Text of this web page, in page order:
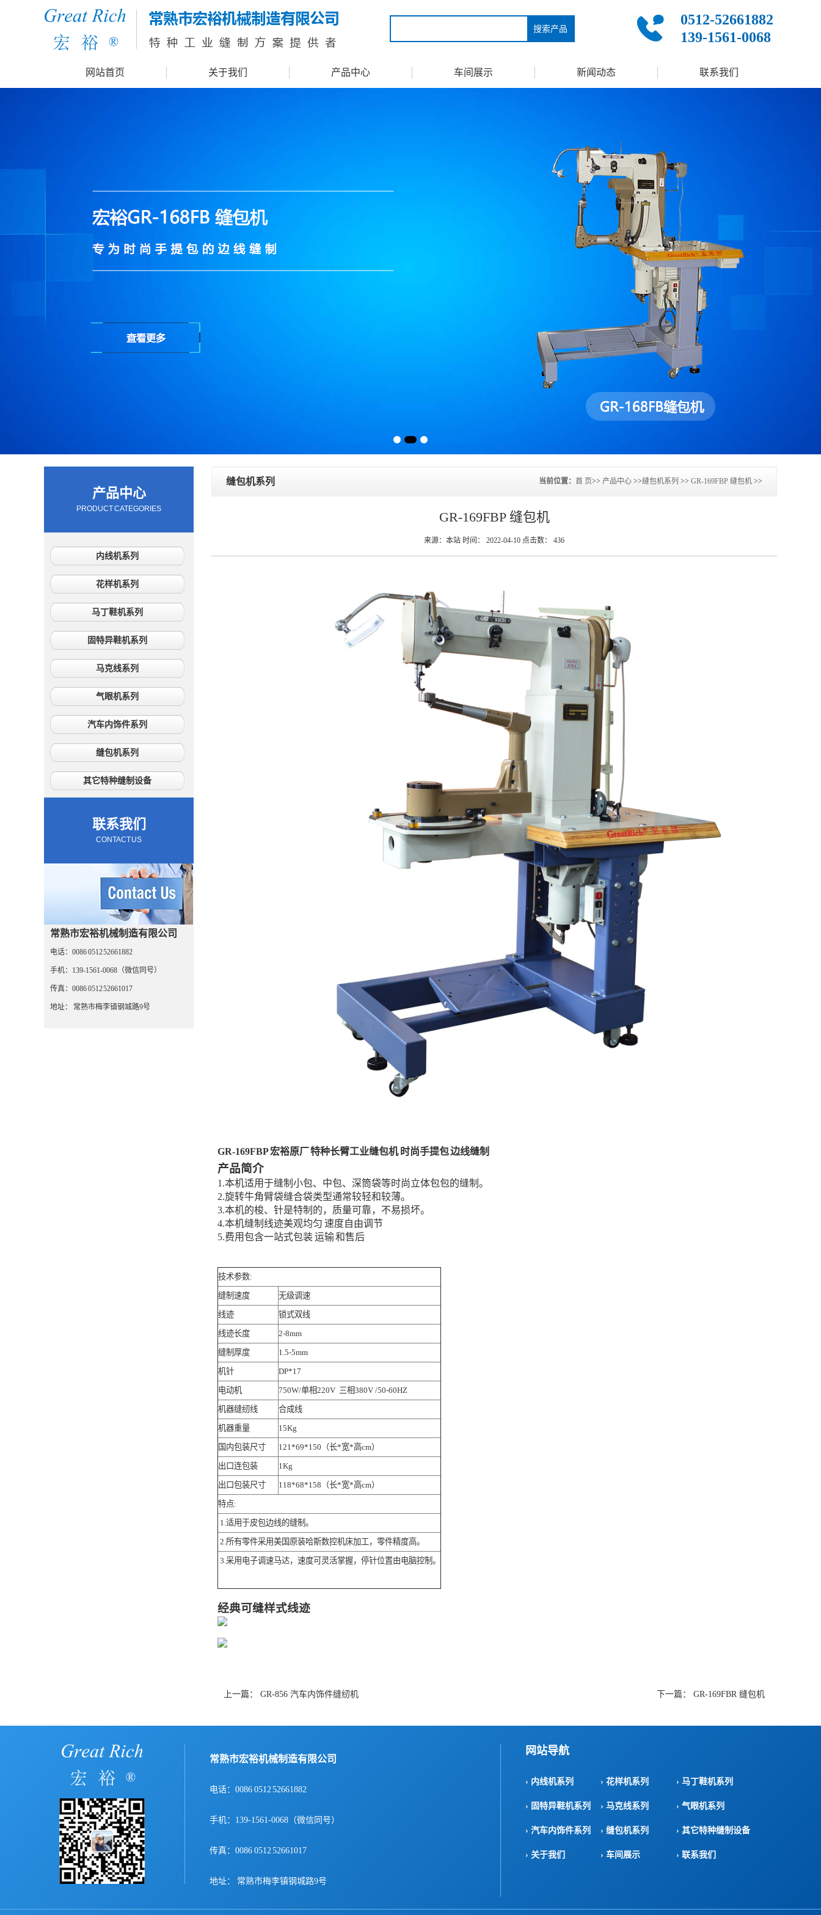
搜索产品
0512-52661882
139-1561-0068
网站首页 关于我们 产品中心 车间展示 新闻动态 联系我们
产品中心
PRODUCT CATEGORIES
内线机系列
花样机系列
马丁鞋机系列
固特异鞋机系列
马克线系列
气眼机系列
汽车内饰件系列
缝包机系列
其它特种缝制设备
联系我们
CONTACT US
常熟市宏裕机械制造有限公司
电话：0086 0512 52661882
手机：139-1561-0068（微信同号）
传真：0086 0512 52661017
地址： 常熟市梅李镇钢城路9号
缝包机系列 当前位置： 首 页>> 产品中心 >>缝包机系列 >> GR-169FBP 缝包机 >>
GR-169FBP 缝包机
来源：本站 时间： 2022-04-10 点击数： 436
GR-169FBP 宏裕原厂 特种长臂工业缝包机 时尚手提包 边线缝制
产品简介
1.本机适用于缝制小包、中包、深筒袋等时尚立体包包的缝制。
2.旋转牛角臂袋缝合袋类型通常较轻和较薄。
3.本机的梭、针是特制的，质量可靠，不易损坏。
4.本机缝制线迹美观均匀 速度自由调节
5.费用包含一站式包装 运输 和售后
技术参数:
缝制速度 无级调速
线迹 锁式双线
线迹长度 2-8mm
缝制厚度 1.5-5mm
机针 DP*17
电动机 750W/单相220V 三相380V /50-60HZ
机器缝纫线 合成线
机器重量 15Kg
国内包装尺寸 121*69*150（长*宽*高cm）
出口连包装 1Kg
出口包装尺寸 118*68*158（长*宽*高cm）
特点:
1.适用于皮包边线的缝制。
2.所有零件采用美国原装哈斯数控机床加工，零件精度高。
3.采用电子调速马达，速度可灵活掌握，停针位置由电脑控制。
经典可缝样式线迹
上一篇： GR-856 汽车内饰件缝纫机 下一篇： GR-169FBR 缝包机
常熟市宏裕机械制造有限公司
电话：0086 0512 52661882
手机：139-1561-0068（微信同号）
传真：0086 0512 52661017
地址： 常熟市梅李镇钢城路9号
网站导航
› 内线机系列 › 花样机系列 › 马丁鞋机系列
› 固特异鞋机系列 › 马克线系列 › 气眼机系列
› 汽车内饰件系列 › 缝包机系列 › 其它特种缝制设备
› 关于我们 › 车间展示 › 联系我们